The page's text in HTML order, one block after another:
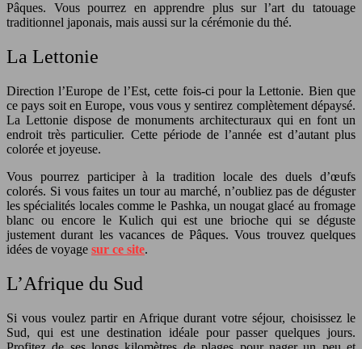
Pâques. Vous pourrez en apprendre plus sur l’art du tatouage
traditionnel japonais, mais aussi sur la cérémonie du thé.
La Lettonie
Direction l’Europe de l’Est, cette fois-ci pour la Lettonie. Bien que
ce pays soit en Europe, vous vous y sentirez complètement dépaysé.
La Lettonie dispose de monuments architecturaux qui en font un
endroit très particulier. Cette période de l’année est d’autant plus
colorée et joyeuse.
Vous pourrez participer à la tradition locale des duels d’œufs
colorés. Si vous faites un tour au marché, n’oubliez pas de déguster
les spécialités locales comme le Pashka, un nougat glacé au fromage
blanc ou encore le Kulich qui est une brioche qui se déguste
justement durant les vacances de Pâques. Vous trouvez quelques
idées de voyage sur ce site.
L’Afrique du Sud
Si vous voulez partir en Afrique durant votre séjour, choisissez le
Sud, qui est une destination idéale pour passer quelques jours.